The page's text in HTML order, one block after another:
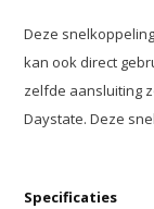
Deze
kan ook direct
zelfde aansluiting
Daystate. Deze
Specificaties